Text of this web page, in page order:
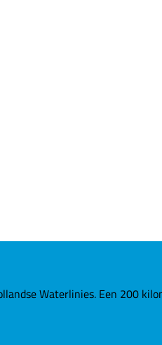
Waterlinies. Een 200